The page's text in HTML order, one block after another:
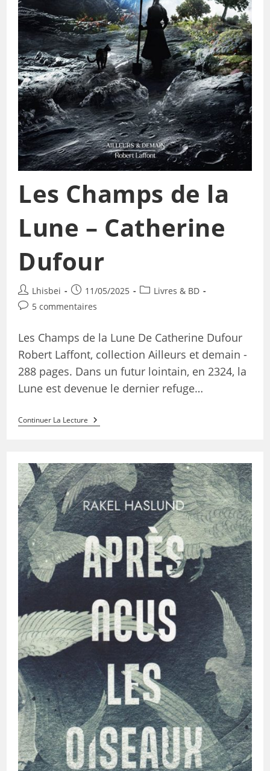
Les Champs de la
Lune – Catherine
Dufour
Lhisbei 11/05/2025
Livres & BD
5 commentaires
Les Champs de la Lune De Catherine Dufour
Robert Laffont, collection Ailleurs et demain -
288 pages. Dans un futur lointain, en 2324, la
Lune est devenue le dernier refuge…
Continuer La Lecture